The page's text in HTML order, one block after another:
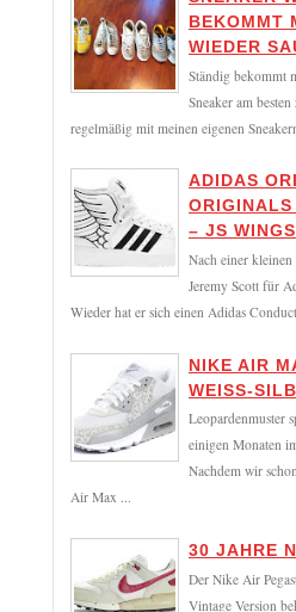
BEKOMMT
WIEDER
Ständig bekommt
Sneaker am
regelmäßig mit meinen eigenen
ADIDAS
– JS
Nach einer
Jeremy Scott für
Wieder hat er sich einen Adidas
NIKE AIR
WEISS-
Leopardenmuster
einigen Monaten
Nachdem wir
Air Max ...
30 JAHRE
Der Nike Air
Vintage Version